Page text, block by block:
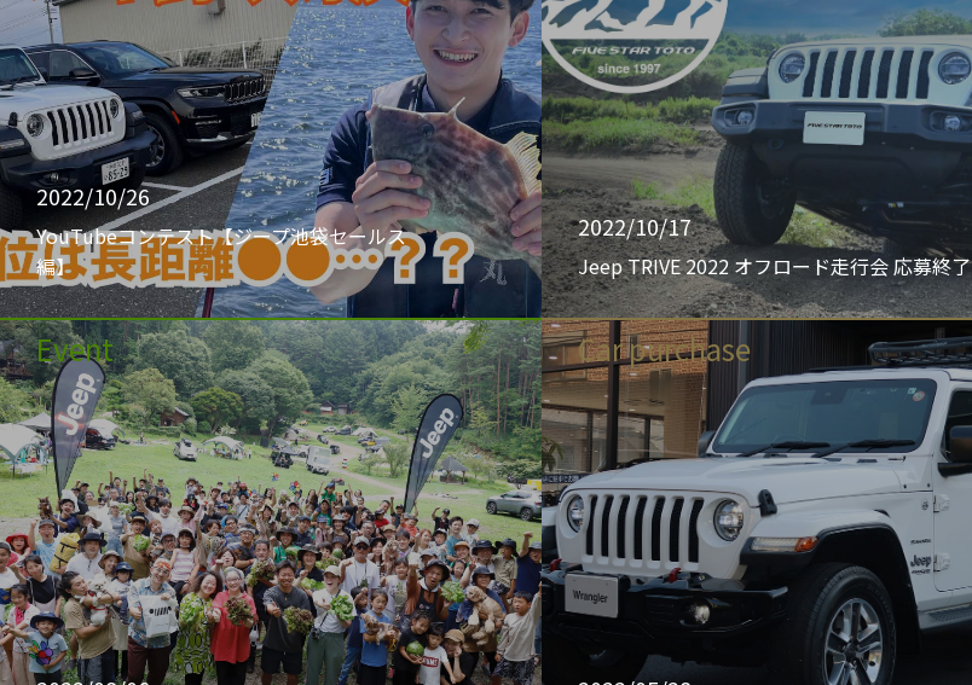
2022/10/26
YouTubeコンテスト【ジープ池袋セールス
編】
2022/10/17
Jeep TRIVE 2022 オフロード走行会 応募終了
Event Car purchase